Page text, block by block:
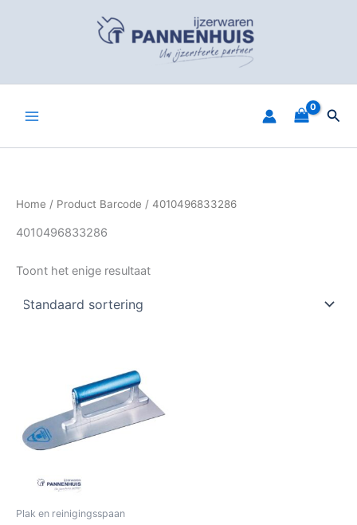
Home / Product Barcode / 4010496833286
4010496833286
Toont het enige resultaat
Plak en reinigingsspaan